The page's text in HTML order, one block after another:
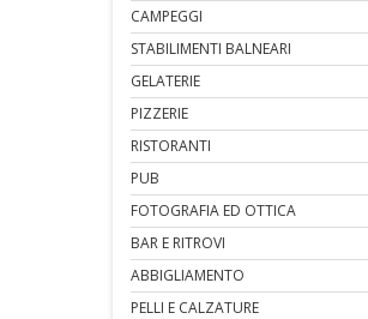
CAMPEGGI
STABILIMENTI BALNEARI
GELATERIE
PIZZERIE
RISTORANTI
PUB
FOTOGRAFIA ED OTTICA
BAR E RITROVI
ABBIGLIAMENTO
PELLI E CALZATURE